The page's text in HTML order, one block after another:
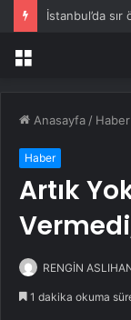
Menü
Anasayfa / Haber
Haber
Artık
RENGİN
1 dakika okuma